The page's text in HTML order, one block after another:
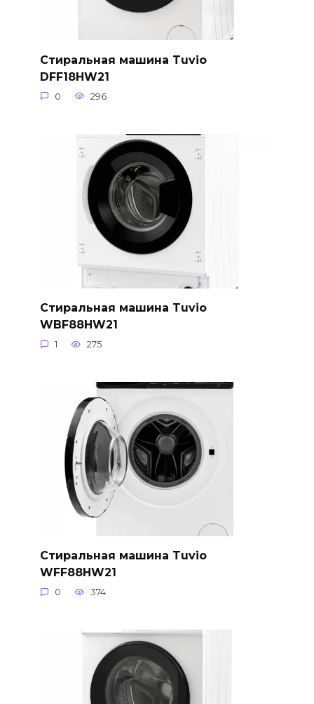
Стиральная машина Tuvio
DFF18HW21
0 296
Стиральная машина Tuvio
WBF88HW21
1 275
Стиральная машина Tuvio
WFF88HW21
0 374